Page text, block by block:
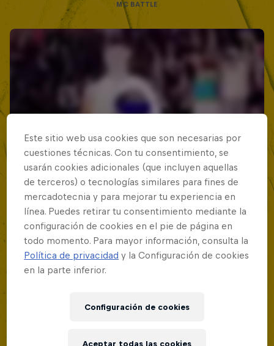
MC BATTLE
Este sitio web usa cookies que son necesarias por
cuestiones técnicas. Con tu consentimiento, se
usarán cookies adicionales (que incluyen aquellas
de terceros) o tecnologías similares para fines de
mercadotecnia y para mejorar tu experiencia en
línea. Puedes retirar tu consentimiento mediante la
configuración de cookies en el pie de página en
todo momento. Para mayor información, consulta la
Política de privacidad y la Configuración de cookies
en la parte inferior.
Configuración de cookies
Aceptar todas las cookies